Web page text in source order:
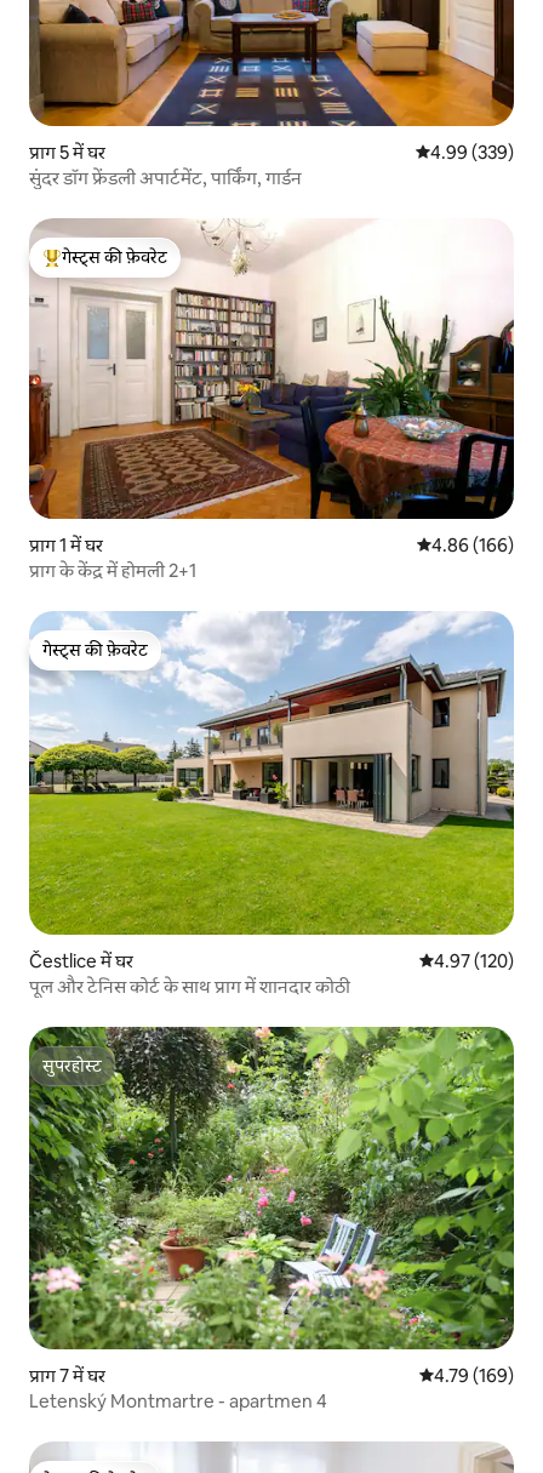
प्राग 5 में घर औसत रेटिंग 5 में से
4.99 (339)
सुंदर डॉग फ्रेंडली अपार्टमेंट, पार्किंग, गार्डन
गेस्ट्स का टॉप फ़ेवरेट
गेस्ट्स की फ़ेवरेट
प्राग 1 में घर औसत रेटिंग 5 में से
4.86 (166)
प्राग के केंद्र में होमली 2+1
गेस्ट्स की फ़ेवरेट
गेस्ट्स की फ़ेवरेट
Čestlice में घर औसत रेटिंग 5 में से
4.97 (120)
पूल और टेनिस कोर्ट के साथ प्राग में शानदार कोठी
सुपरहोस्ट
सुपरहोस्ट
प्राग 7 में घर औसत रेटिंग 5 में से
4.79 (169)
Letenský Montmartre - apartmen 4